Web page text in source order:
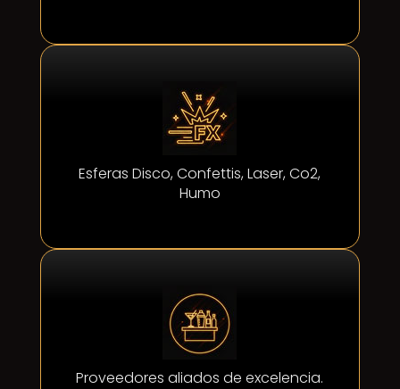
Esferas Disco, Confettis, Laser, Co2,
Humo
Proveedores aliados de excelencia.